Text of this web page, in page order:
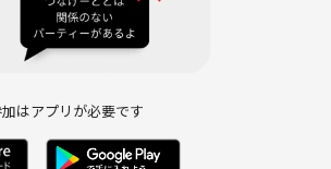
はアプリが必要です